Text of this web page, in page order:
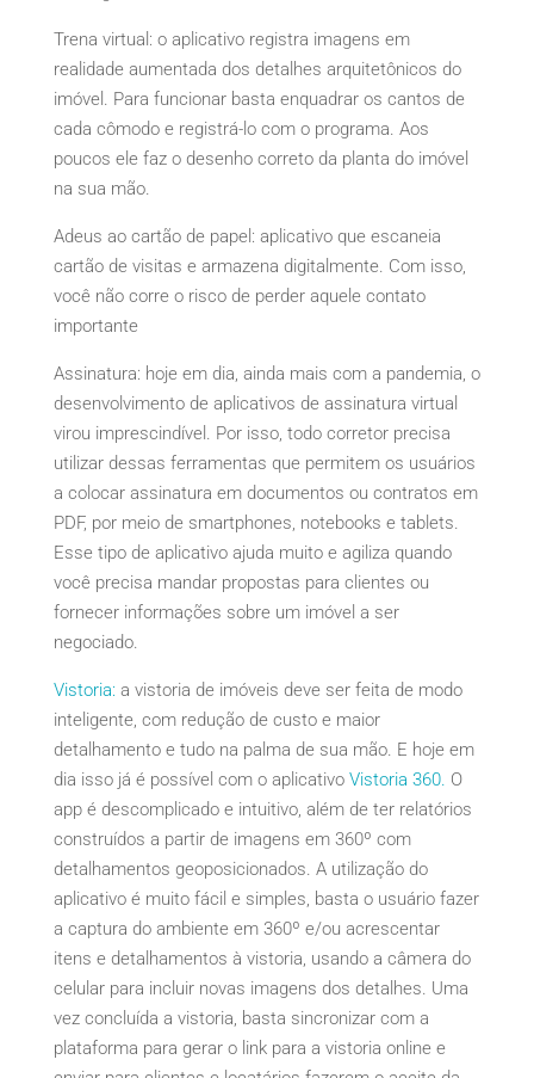
Trena virtual: o aplicativo registra imagens em
realidade aumentada dos detalhes arquitetônicos do
imóvel. Para funcionar basta enquadrar os cantos de
cada cômodo e registrá-lo com o programa. Aos
poucos ele faz o desenho correto da planta do imóvel
na sua mão.
Adeus ao cartão de papel: aplicativo que escaneia
cartão de visitas e armazena digitalmente. Com isso,
você não corre o risco de perder aquele contato
importante
Assinatura: hoje em dia, ainda mais com a pandemia, o
desenvolvimento de aplicativos de assinatura virtual
virou imprescindível. Por isso, todo corretor precisa
utilizar dessas ferramentas que permitem os usuários
a colocar assinatura em documentos ou contratos em
PDF, por meio de smartphones, notebooks e tablets.
Esse tipo de aplicativo ajuda muito e agiliza quando
você precisa mandar propostas para clientes ou
fornecer informações sobre um imóvel a ser
negociado.
Vistoria: a vistoria de imóveis deve ser feita de modo
inteligente, com redução de custo e maior
detalhamento e tudo na palma de sua mão. E hoje em
dia isso já é possível com o aplicativo Vistoria 360. O
app é descomplicado e intuitivo, além de ter relatórios
construídos a partir de imagens em 360º com
detalhamentos geoposicionados. A utilização do
aplicativo é muito fácil e simples, basta o usuário fazer
a captura do ambiente em 360º e/ou acrescentar
itens e detalhamentos à vistoria, usando a câmera do
celular para incluir novas imagens dos detalhes. Uma
vez concluída a vistoria, basta sincronizar com a
plataforma para gerar o link para a vistoria online e